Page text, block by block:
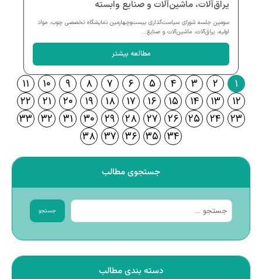
یراق‌آلات، ماشین‌آلات و صنایع وابسته
سومین جلسه شورای سیاست‌گذاری بیست‌وچهارمین نمایشگاه تخصصی چوب، مواد
اولیه، یراق‌آلات، ماشین‌آلات و صنایع...
مطالعه بیشتر
۱ ۲ ۳ ۴ ۵ ۶ ۷ ۸ ۹ ۱۰
۱۱
۱۲
۱۳ ۱۴ ۱۵ ۱۶ ۱۷ ۱۸ ۱۹ ۲۰ ۲۱
۲۲
۲۳
۲۴ ۲۵ ۲۶ ۲۷ ۲۸ ۲۹ ۳۰ ۳۱ ۳۲ ۳۳
۳۴ ۳۵ ۳۶ ۳۷ ۳۸
جستجوی مطالب
جستجو
دسته بندی مطالب